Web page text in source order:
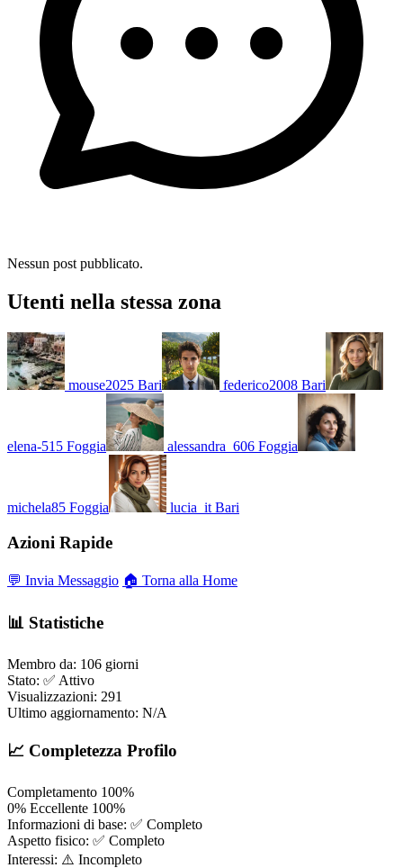
Nessun post pubblicato.
Utenti nella stessa zona
mouse2025 Bari federico2008 Bari
elena-515 Foggia alessandra_606 Foggia
michela85 Foggia lucia_it Bari
Azioni Rapide
💬 Invia Messaggio 🏠 Torna alla Home
📊 Statistiche
Membro da: 106 giorni
Stato: ✅ Attivo
Visualizzazioni: 291
Ultimo aggiornamento: N/A
📈 Completezza Profilo
Completamento 100%
0% Eccellente 100%
Informazioni di base: ✅ Completo
Aspetto fisico: ✅ Completo
Interessi: ⚠️ Incompleto